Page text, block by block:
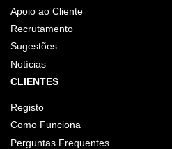
Apoio ao Cliente
Recrutamento
Sugestões
Notícias
CLIENTES
Registo
Como Funciona
Perguntas Frequentes